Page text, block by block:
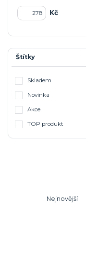
Kč
Štítky
Skladem
Novinka
Akce
TOP produkt
Nejnovější